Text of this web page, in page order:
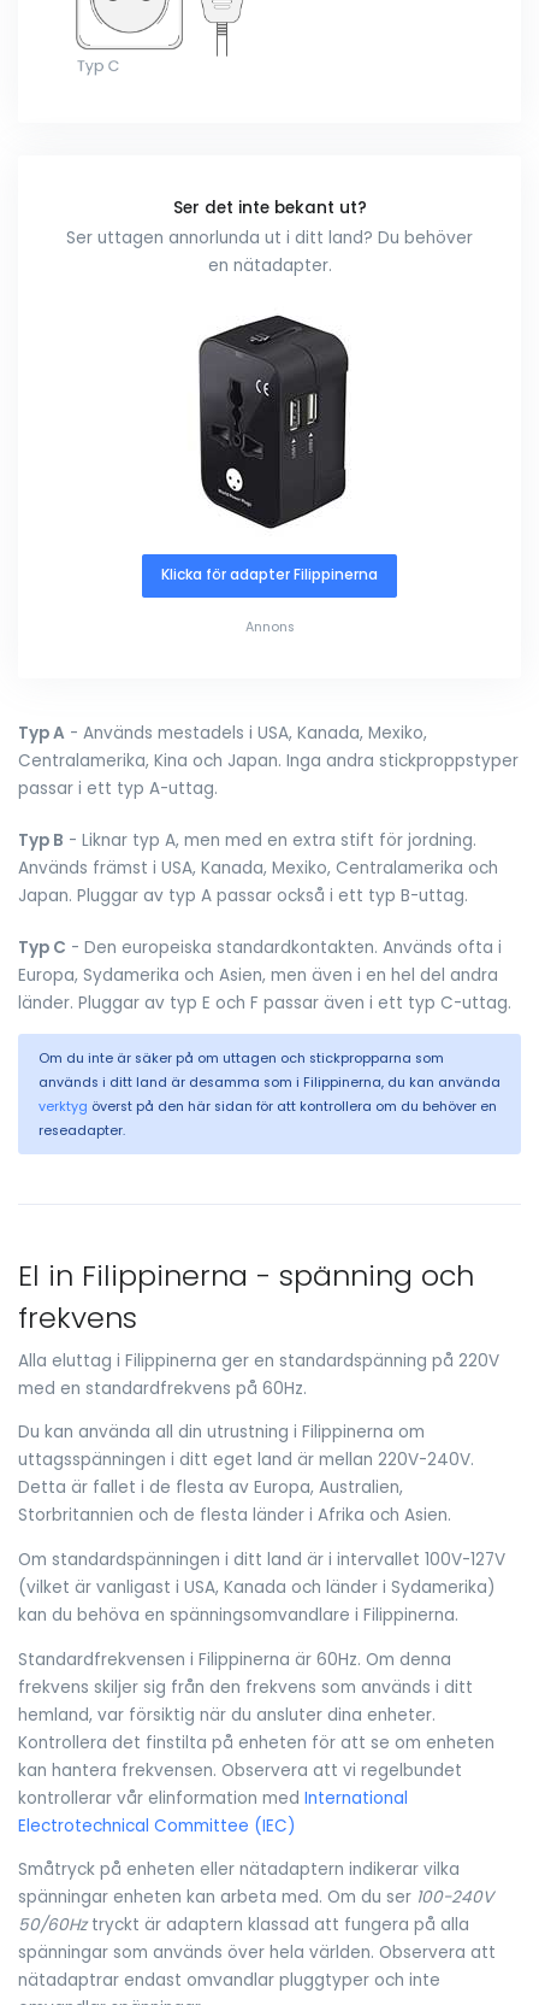
Ser det inte bekant ut?
Ser uttagen annorlunda ut i ditt land? Du behöver
en nätadapter.
Klicka för adapter Filippinerna
Annons
Typ A - Används mestadels i USA, Kanada, Mexiko,
Centralamerika, Kina och Japan. Inga andra stickproppstyper
passar i ett typ A-uttag.
Typ B - Liknar typ A, men med en extra stift för jordning.
Används främst i USA, Kanada, Mexiko, Centralamerika och
Japan. Pluggar av typ A passar också i ett typ B-uttag.
Typ C - Den europeiska standardkontakten. Används ofta i
Europa, Sydamerika och Asien, men även i en hel del andra
länder. Pluggar av typ E och F passar även i ett typ C-uttag.
Om du inte är säker på om uttagen och stickpropparna som
används i ditt land är desamma som i Filippinerna, du kan använda
verktyg överst på den här sidan för att kontrollera om du behöver en
reseadapter.
El in Filippinerna - spänning och
frekvens
Alla eluttag i Filippinerna ger en standardspänning på 220V
med en standardfrekvens på 60Hz.
Du kan använda all din utrustning i Filippinerna om
uttagsspänningen i ditt eget land är mellan 220V-240V.
Detta är fallet i de flesta av Europa, Australien,
Storbritannien och de flesta länder i Afrika och Asien.
Om standardspänningen i ditt land är i intervallet 100V-127V
(vilket är vanligast i USA, Kanada och länder i Sydamerika)
kan du behöva en spänningsomvandlare i Filippinerna.
Standardfrekvensen i Filippinerna är 60Hz. Om denna
frekvens skiljer sig från den frekvens som används i ditt
hemland, var försiktig när du ansluter dina enheter.
Kontrollera det finstilta på enheten för att se om enheten
kan hantera frekvensen. Observera att vi regelbundet
kontrollerar vår elinformation med International
Electrotechnical Committee (IEC)
Småtryck på enheten eller nätadaptern indikerar vilka
spänningar enheten kan arbeta med. Om du ser 100-240V
50/60Hztryckt är adaptern klassad att fungera på alla
spänningar som används över hela världen. Observera att
nätadaptrar endast omvandlar pluggtyper och inte